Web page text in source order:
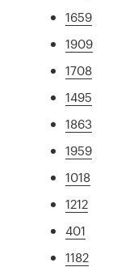
1659
1909
1708
1495
1863
1959
1018
1212
401
1182